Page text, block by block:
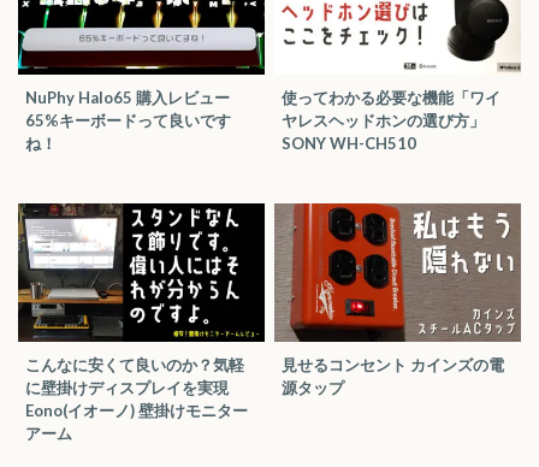
NuPhy Halo65 購入レビュー
65%キーボードって良いです
ね！
使ってわかる必要な機能「ワイ
ヤレスヘッドホンの選び方」
SONY WH-CH510
こんなに安くて良いのか？気軽
に壁掛けディスプレイを実現
Eono(イオーノ) 壁掛けモニター
アーム
見せるコンセント カインズの電
源タップ